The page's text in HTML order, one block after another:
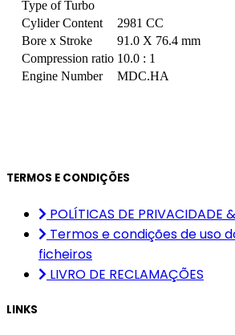
Type of Turbo
Cylider Content
2981 CC
Bore x Stroke
91.0 X 76.4 mm
Compression ratio 10.0 : 1
Engine Number
MDC.HA
TERMOS E CONDIÇÕES
POLÍTICAS DE PRIVACIDADE
Termos e condições de uso
ficheiros
LIVRO DE RECLAMAÇÕES
LINKS